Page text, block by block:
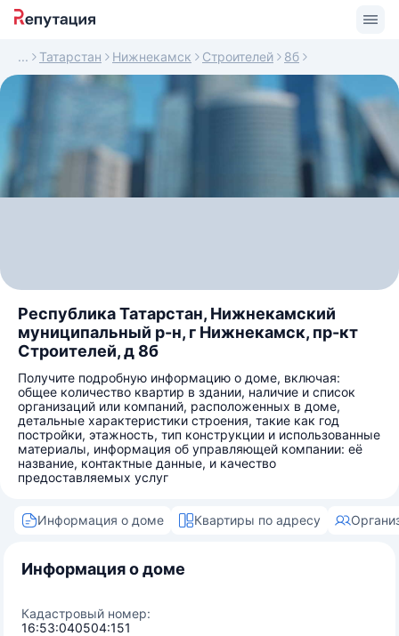
Татарстан Нижнекамск Строителей 8б
Республика Татарстан, Нижнекамский
муниципальный р-н, г Нижнекамск, пр-кт
Строителей, д 8б
Получите подробную информацию о доме, включая:
общее количество квартир в здании, наличие и список
организаций или компаний, расположенных в доме,
детальные характеристики строения, такие как год
постройки, этажность, тип конструкции и использованные
материалы, информация об управляющей компании: её
название, контактные данные, и качество
предоставляемых услуг
Информация о доме Квартиры по адресу
Информация о доме
Кадастровый номер:
16:53:040504:151